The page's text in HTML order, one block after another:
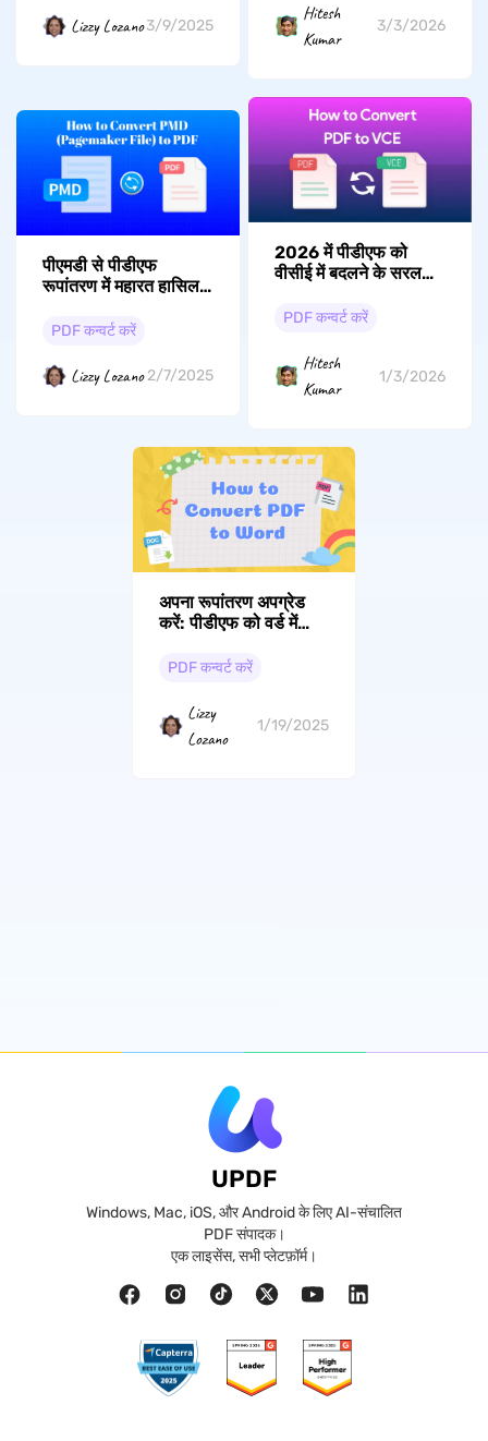
Lizzy Lozano3/9/2025
Hitesh
Kumar
3/3/2026
पीएमडी से पीडीएफ
रूपांतरण में महारत हासिल
सरल बनाने के लिए एक
PDF कन्वर्ट करें
Lizzy Lozano 2/7/2025
2026 में पीडीएफ को
वीसीई में बदलने के सरल
PDF कन्वर्ट करें
Hitesh
Kumar
1/3/2026
अपना रूपांतरण अपग्रेड
करें: पीडीएफ को वर्ड में
PDF कन्वर्ट करें
Lizzy
Lozano
1/19/2025
UPDF
Windows, Mac, iOS, और Android के लिए AI-संचालित
PDF संपादक।
एक लाइसेंस, सभी प्लेटफ़ॉर्म।